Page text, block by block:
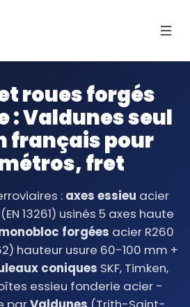
roues forgés
: Valdunes seul
français pour
fret
: axes essieu acier
13261) usinés 5 axes haute
forgées acier R260
hauteur usure 60-100 mm +
coniques SKF, Timken,
essieu fonderie acier -